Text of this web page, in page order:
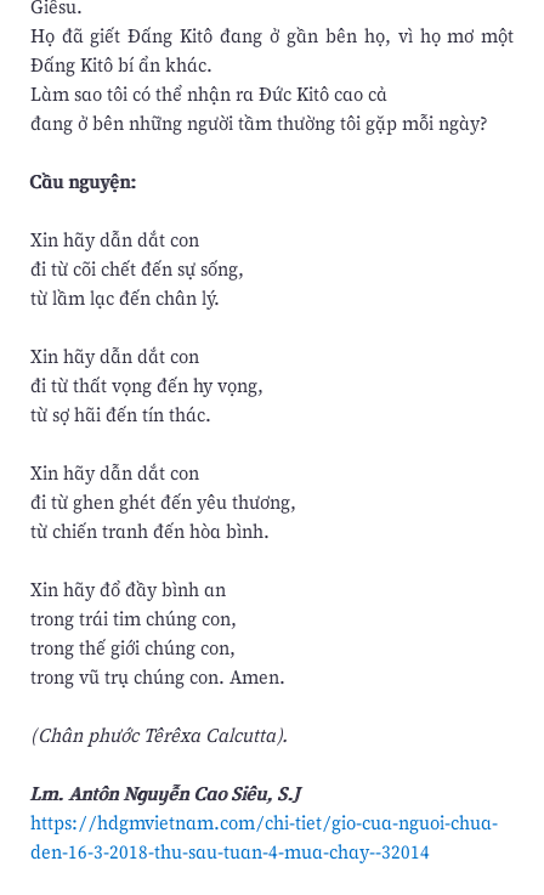
Giêsu.
Họ đã giết Đấng Kitô đang ở gần bên họ, vì họ mơ một
Đấng Kitô bí ẩn khác.
Làm sao tôi có thể nhận ra Đức Kitô cao cả
đang ở bên những người tầm thường tôi gặp mỗi ngày?
Cầu nguyện:
Xin hãy dẫn dắt con
đi từ cõi chết đến sự sống,
từ lầm lạc đến chân lý.
Xin hãy dẫn dắt con
đi từ thất vọng đến hy vọng,
từ sợ hãi đến tín thác.
Xin hãy dẫn dắt con
đi từ ghen ghét đến yêu thương,
từ chiến tranh đến hòa bình.
Xin hãy đổ đầy bình an
trong trái tim chúng con,
trong thế giới chúng con,
trong vũ trụ chúng con. Amen.
(Chân phước Têrêxa Calcutta).
Lm. Antôn Nguyễn Cao Siêu, S.J
https://hdgmvietnam.com/chi-tiet/gio-cua-nguoi-chua-
den-16-3-2018-thu-sau-tuan-4-mua-chay--32014